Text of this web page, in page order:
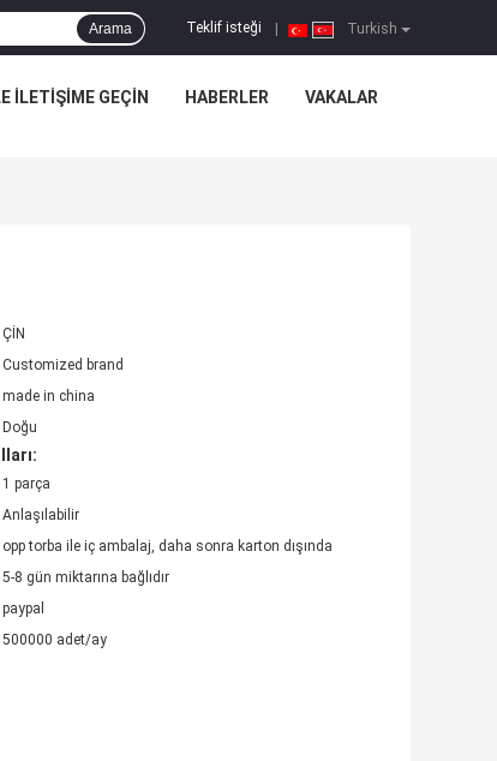
Turkish
Teklif isteği
Arama
ILETIŞIME GEÇIN HABERLER VAKALAR
ÇİN
Customized brand
made in china
Doğu
1 parça
Anlaşılabilir
opp torba ile iç ambalaj, daha sonra karton dışında
5-8 gün miktarına bağlıdır
paypal
500000 adet/ay